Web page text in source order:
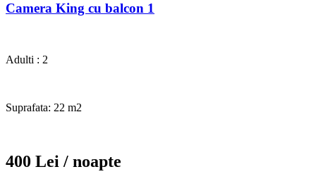
Camera King cu balcon 1
Adulti : 2
Suprafata: 22 m2
400 Lei / noapte